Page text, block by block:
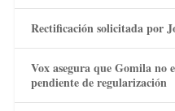
Rectificación solicitada por
Vox asegura que Gomila no
pendiente de regularización